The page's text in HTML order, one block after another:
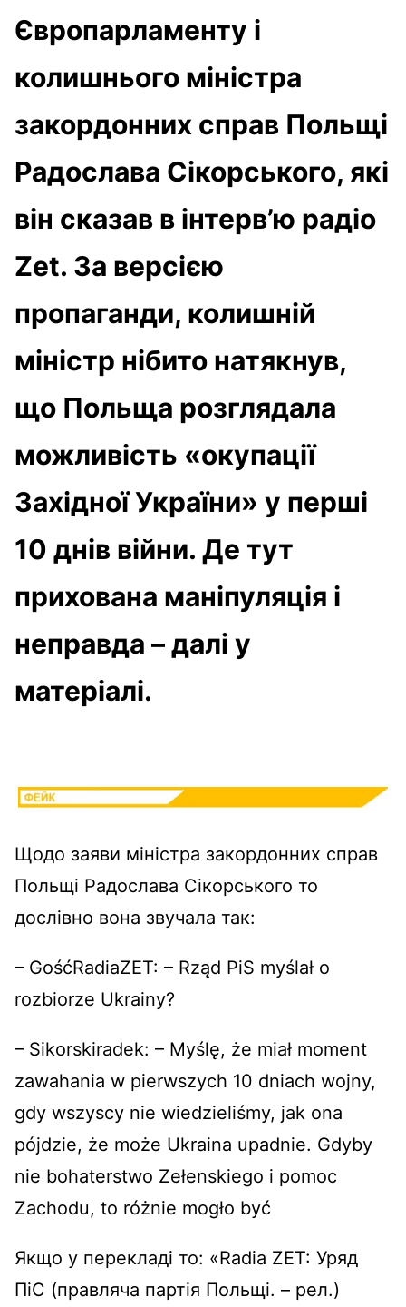
Європарламенту і
колишнього міністра
закордонних справ Польщі
Радослава Сікорського, які
він сказав в інтерв’ю радіо
Zet. За версією
пропаганди, колишній
міністр нібито натякнув,
що Польща розглядала
можливість «окупації
Західної України» у перші
10 днів війни. Де тут
прихована маніпуляція і
неправда – далі у
матеріалі.
Щодо заяви міністра закордонних справ
Польщі Радослава Сікорського то
дослівно вона звучала так:
– GośćRadiaZET: – Rząd PiS myślał o
rozbiorze Ukrainy?
– Sikorskiradek: – Myślę, że miał moment
zawahania w pierwszych 10 dniach wojny,
gdy wszyscy nie wiedzieliśmy, jak ona
pójdzie, że może Ukraina upadnie. Gdyby
nie bohaterstwo Zełenskiego i pomoc
Zachodu, to różnie mogło być
Якщо у перекладі то: «Radia ZET: Уряд
ПіС (правляча партія Польщі. – рел.)